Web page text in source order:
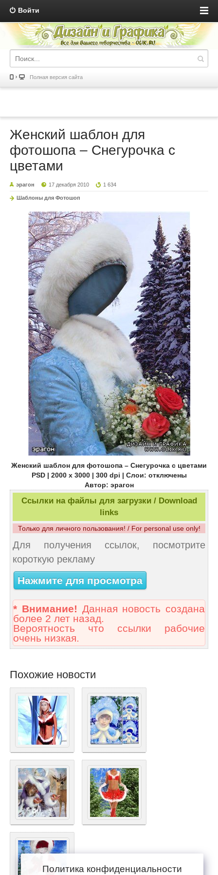
Войти
Полная версия сайта
Женский шаблон для
фотошопа – Снегурочка с
цветами
эрагон 17 декабря 2010 1 634
Шаблоны для Фотошоп
Женский шаблон для фотошопа – Снегурочка с цветами
PSD | 2000 x 3000 | 300 dpi | Слои: отключены
Автор: эрагон
Ссылки на файлы для загрузки / Download
links
Только для личного пользования! / For personal use only!
Для получения ссылок, посмотрите
короткую рекламу
Нажмите для просмотра
* Внимание! Данная новость создана
более 2 лет назад.
Вероятность что ссылки рабочие
очень низкая.
Похожие новости
Политика конфиденциальности